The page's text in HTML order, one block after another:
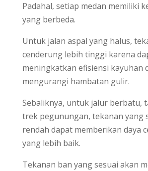
Padahal, setiap medan memiliki
yang berbeda.
Untuk jalan aspal yang halus,
cenderung lebih tinggi karena
meningkatkan efisiensi kayuhan
mengurangi hambatan gulir.
Sebaliknya, untuk jalur berbatu,
trek pegunungan, tekanan yang
rendah dapat memberikan daya
yang lebih baik.
Tekanan ban yang sesuai akan